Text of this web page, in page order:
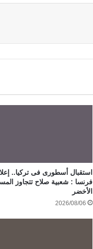
استقبال أسطورى فى تركيا..
فرنسا : شعبية صلاح تتجاوز
الأخضر
2026/08/06